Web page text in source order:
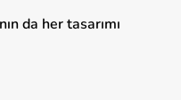
da her tasarımı